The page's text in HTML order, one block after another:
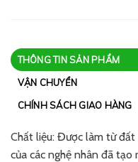
THÔNG TIN SẢN PHẨM
VẬN CHUYỂN
CHÍNH SÁCH GIAO HÀNG
Chất liệu: Được làm từ
của các nghệ nhân đã tạo